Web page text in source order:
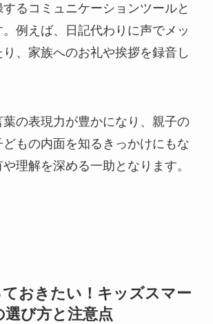
るコミュニケーションツールと
。例えば、日記代わりに声でメッ
、家族へのお礼や挨拶を録音し
葉の表現力が豊かになり、親子の
もの内面を知るきっかけにもな
理解を深める一助となります。
おきたい！キッズスマー
選び方と注意点